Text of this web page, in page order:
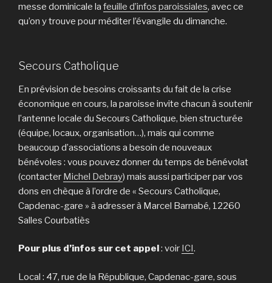
messe dominicale la feuille d’infos paroissiales, avec ce
qu’on y trouve pour méditer l’évangile du dimanche.
Secours Catholique
En prévision de besoins croissants du fait de la crise
économique en cours, la paroisse invite chacun à soutenir
l’antenne locale du Secours Catholique, bien structurée
(équipe, locaux, organisation…), mais qui comme
beaucoup d’associations a besoin de nouveaux
bénévoles : vous pouvez donner du temps de bénévolat
(contacter Michel Debray) mais aussi participer par vos
dons en chèque à l’ordre de « Secours Catholique,
Capdenac-gare » à adresser à Marcel Barnabé, 12260
Salles Courbatiès
Pour plus d’infos sur cet appel: voir ICI.
Local : 47, rue de la République, Capdenac-gare, sous